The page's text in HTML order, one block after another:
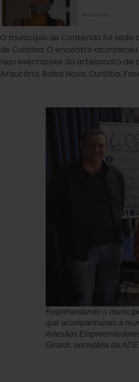
O município de Contenda foi sede
de Curitiba. O encontro aconteceu
representantes do artesanato de
Araucária, Balsa Nova, Curitiba,
Representando o
que acompanharam a
Artesãos
Girardi, secretária da